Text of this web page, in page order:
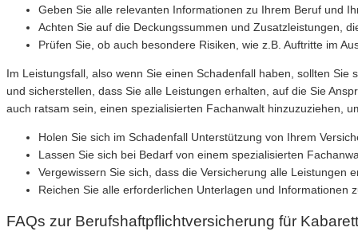
Geben Sie alle relevanten Informationen zu Ihrem Beruf und
Achten Sie auf die Deckungssummen und Zusatzleistungen,
Prüfen Sie, ob auch besondere Risiken, wie z.B. Auftritte im
Im Leistungsfall, also wenn Sie einen Schadenfall haben, sollten
und sicherstellen, dass Sie alle Leistungen erhalten, auf die Sie
auch ratsam sein, einen spezialisierten Fachanwalt hinzuzuziehen,
Holen Sie sich im Schadenfall Unterstützung von Ihrem
Lassen Sie sich bei Bedarf von einem spezialisierten
Vergewissern Sie sich, dass die Versicherung alle Leistungen
Reichen Sie alle erforderlichen Unterlagen und Informationen
FAQs zur Berufshaftpflichtversicherung für